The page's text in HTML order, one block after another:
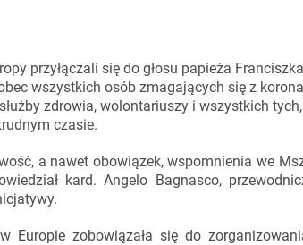
przyłączali się do głosu papieża
wszystkich osób zmagających się z
zdrowia, wolontariuszy i wszystkich
czasie.
a nawet obowiązek, wspomnienia we
kard. Angelo Bagnasco,
Europie zobowiązała się do